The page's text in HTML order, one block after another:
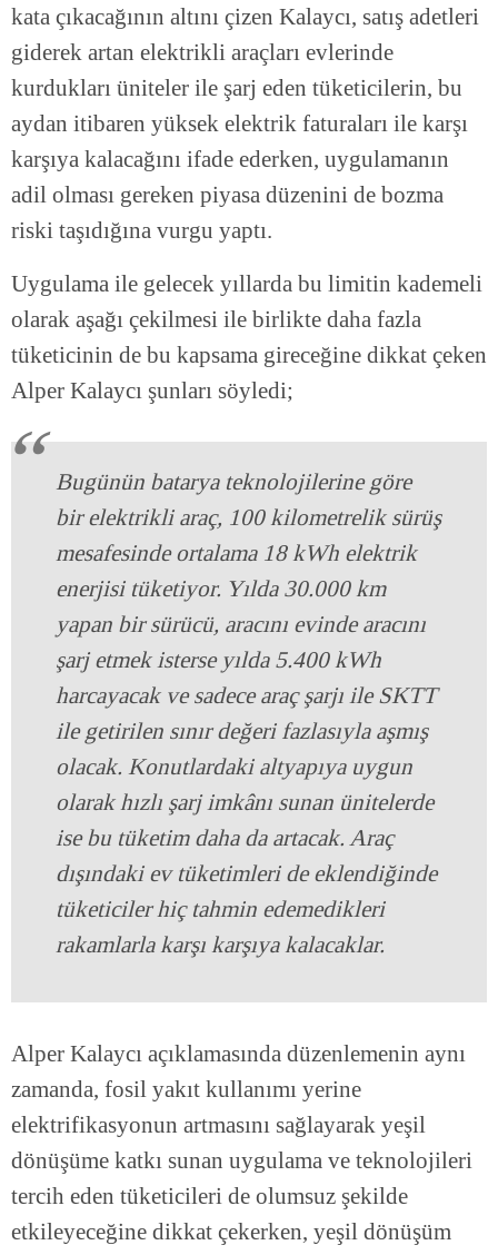
kata çıkacağının altını çizen Kalaycı, satış adetleri
giderek artan elektrikli araçları evlerinde
kurdukları üniteler ile şarj eden tüketicilerin, bu
aydan itibaren yüksek elektrik faturaları ile karşı
karşıya kalacağını ifade ederken, uygulamanın
adil olması gereken piyasa düzenini de bozma
riski taşıdığına vurgu yaptı.
Uygulama ile gelecek yıllarda bu limitin kademeli
olarak aşağı çekilmesi ile birlikte daha fazla
tüketicinin de bu kapsama gireceğine dikkat çeken
Alper Kalaycı şunları söyledi;
Bugünün batarya teknolojilerine göre
bir elektrikli araç, 100 kilometrelik sürüş
mesafesinde ortalama 18 kWh elektrik
enerjisi tüketiyor. Yılda 30.000 km
yapan bir sürücü, aracını evinde aracını
şarj etmek isterse yılda 5.400 kWh
harcayacak ve sadece araç şarjı ile SKTT
ile getirilen sınır değeri fazlasıyla aşmış
olacak. Konutlardaki altyapıya uygun
olarak hızlı şarj imkânı sunan ünitelerde
ise bu tüketim daha da artacak. Araç
dışındaki ev tüketimleri de eklendiğinde
tüketiciler hiç tahmin edemedikleri
rakamlarla karşı karşıya kalacaklar.
Alper Kalaycı açıklamasında düzenlemenin aynı
zamanda, fosil yakıt kullanımı yerine
elektrifikasyonun artmasını sağlayarak yeşil
dönüşüme katkı sunan uygulama ve teknolojileri
tercih eden tüketicileri de olumsuz şekilde
etkileyeceğine dikkat çekerken, yeşil dönüşüm